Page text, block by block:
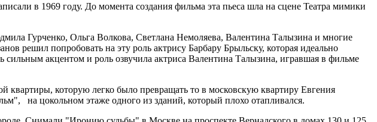
в 1969 году. До момента создания фильма эта пьеса шла на сцене Театра мимики
Гурченко, Ольга Волкова, Светлана Немоляева, Валентина Талызина и многие
решил попробовать на эту роль актрису Барбару Брыльску, которая идеально
сильным акцентом и роль озвучила актриса Валентина Талызина, игравшая в фильме
которую легко было превращать то в московскую квартиру Евгения
на цокольном этаже одного из зданий, который плохо отапливался.